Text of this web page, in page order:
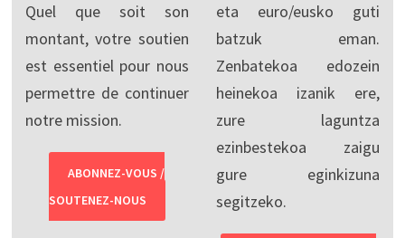
Quel que soit son
montant, votre soutien
est essentiel pour nous
permettre de continuer
notre mission.
ABONNEZ-VOUS /
SOUTENEZ-NOUS
eta euro/eusko guti
batzuk eman.
Zenbatekoa edozein
heinekoa izanik ere,
zure laguntza
ezinbestekoa zaigu
gure eginkizuna
segitzeko.